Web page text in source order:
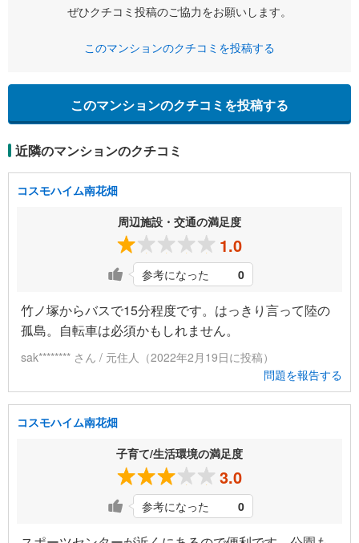
ぜひクチコミ投稿のご協力をお願いします。
このマンションのクチコミを投稿する
このマンションのクチコミを投稿する
近隣のマンションのクチコミ
コスモハイム南花畑
周辺施設・交通の満足度
1.0
参考になった 0
竹ノ塚からバスで15分程度です。はっきり言って陸の
孤島。自転車は必須かもしれません。
sak******** さん / 元住人（2022年2月19日に投稿）
問題を報告する
コスモハイム南花畑
子育て/生活環境の満足度
3.0
参考になった 0